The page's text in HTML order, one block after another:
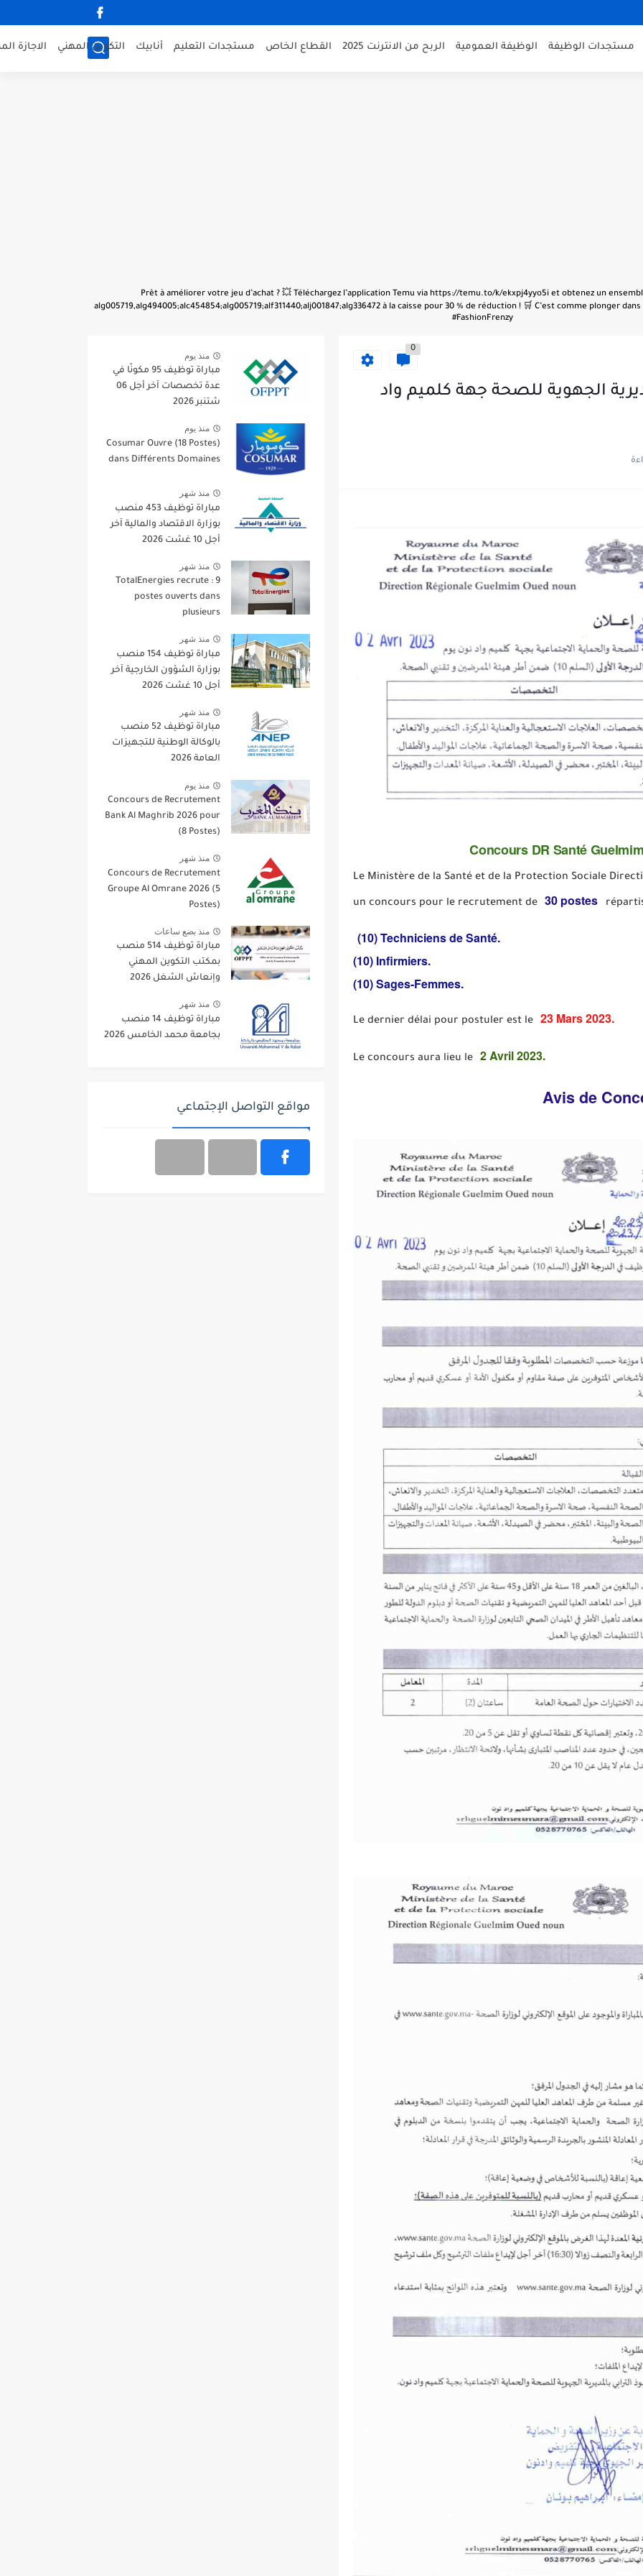
مستجدات الوظيفة الوظيفة العمومية الربح من الانترنت 2025 القطاع الخاص مستجدات التعليم أنابيك التكوين المهني الاجازة
👋 Prêt à améliorer votre jeu d’achat ? 💥 Téléchargez l’application Temu via https://temu.to/k/ekxpj4yyo5i et obtenez un
alg005719,alg494005;alc454854;alg005719;alf311440;alj001847;alg336472 à la caisse pour 30 % de réduction ! 🛒 C’est comme plonger
#FashionFrenzy
0
بالمديرية الجهوية للصحة جهة كلميم واد
Concours DR Santé
Le Ministère de la Santé et de la Protection Sociale
un concours pour le recrutement de 30 postes
(10) Techniciens de Santé.
(10) Infirmiers.
(10) Sages-Femmes.
Le dernier délai pour postuler est le 23 Mars 2023.
Le concours aura lieu le 2 Avril 2023.
Avis de
منذ يوم
مباراة توظيف 95 مكونًا في
عدة تخصصات آخر أجل 06
شتنبر 2026
منذ يوم
Cosumar Ouvre (18 Postes)
dans Différents Domaines
منذ شهر
مباراة توظيف 453 منصب
بوزارة الاقتصاد والمالية آخر
أجل 10 غشت 2026
منذ شهر
TotalEnergies recrute : 9
postes ouverts dans
plusieurs
منذ شهر
مباراة توظيف 154 منصب
بوزارة الشؤون الخارجية آخر
أجل 10 غشت 2026
منذ شهر
مباراة توظيف 52 منصب
بالوكالة الوطنية للتجهيزات
العامة 2026
منذ يوم
Concours de Recrutement
Bank Al Maghrib 2026 pour
(8 Postes)
منذ شهر
Concours de Recrutement
Groupe Al Omrane 2026 (5
Postes)
منذ بضع ساعات
مباراة توظيف 514 منصب
بمكتب التكوين المهني
وإنعاش الشغل 2026
منذ شهر
مباراة توظيف 14 منصب
بجامعة محمد الخامس 2026
مواقع التواصل الإجتماعي